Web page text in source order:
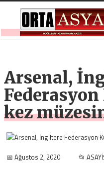
Arsenal,
Federasyon
kez
📅 Ağustos 2, 2020 📂